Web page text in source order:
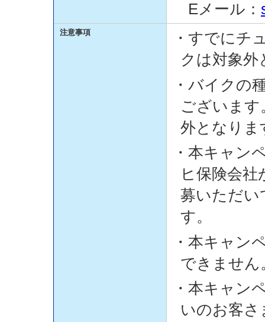
Eメール：
注意事項
・すでにチ
クは対象外
・バイクの
ございま
外となりま
・本キャン
ヒ保険会
募いただい
す。
・本キャン
できません
・本キャン
いのお客